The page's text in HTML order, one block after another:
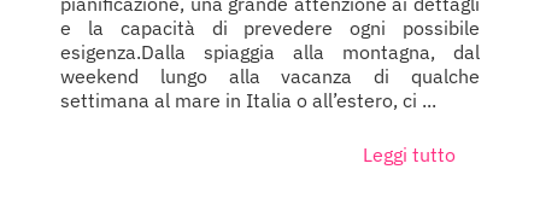
e la capacità di prevedere ogni possibile
esigenza.Dalla spiaggia alla montagna, dal
weekend lungo alla vacanza di qualche
settimana al mare in Italia o all’estero, ci ...
Leggi tutto